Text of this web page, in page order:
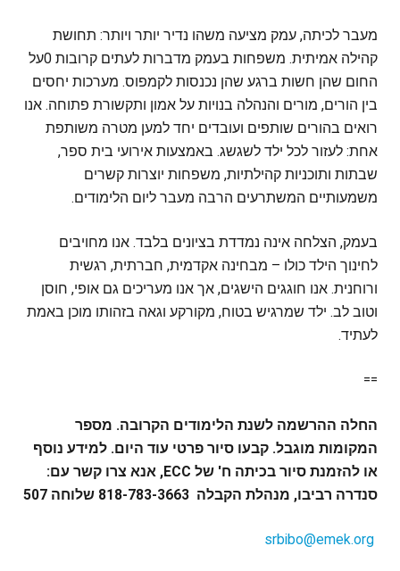
מעבר לכיתה, עמק מציעה משהו נדיר יותר ויותר: תחושת
קהילה אמיתית. משפחות בעמק מדברות לעתים קרובות 0על
החום שהן חשות ברגע שהן נכנסות לקמפוס. מערכות יחסים
בין הורים, מורים והנהלה בנויות על אמון ותקשורת פתוחה. אנו
רואים בהורים שותפים ועובדים יחד למען מטרה משותפת
אחת: לעזור לכל ילד לשגשג. באמצעות אירועי בית ספר,
שבתות ותוכניות קהילתיות, משפחות יוצרות קשרים
משמעותיים המשתרעים הרבה מעבר ליום הלימודים.
בעמק, הצלחה אינה נמדדת בציונים בלבד. אנו מחויבים
לחינוך הילד כולו – מבחינה אקדמית, חברתית, רגשית
ורוחנית. אנו חוגגים הישגים, אך אנו מעריכים גם אופי, חוסן
וטוב לב. ילד שמרגיש בטוח, מקורקע וגאה בזהותו מוכן באמת
לעתיד.
==
החלה ההרשמה לשנת הלימודים הקרובה. מספר
המקומות מוגבל. קבעו סיור פרטי עוד היום. למידע נוסף
או להזמנת סיור בכיתה ח' של ECC, אנא צרו קשר עם:
סנדרה רביבו, מנהלת הקבלה 818-783-3663 שלוחה 507
srbibo@emek.org